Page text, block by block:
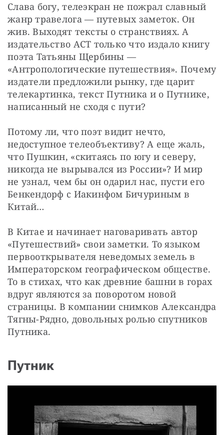
Слава богу, телеэкран не пожрал славный
жанр травелога — путевых заметок. Он
жив. Выходят тексты о странствиях. А
издательство АСТ только что издало книгу
поэта Татьяны Щербины —
«Антропологические путешествия». Почему
издатели предложили рынку, где царит
телекартинка, текст Путника и о Путнике,
написанный не сходя с пути?
Потому ли, что поэт видит нечто,
недоступное телеобъективу? А еще жаль,
что Пушкин, «скитаясь по югу и северу,
никогда не вырывался из России»? И мир
не узнал, чем бы он одарил нас, пусти его
Бенкендорф с Иакинфом Бичуриным в
Китай…
В Китае и начинает наговаривать автор
«Путешествий» свои заметки. То языком
первооткрывателя неведомых земель в
Императорском географическом обществе.
То в стихах, что как древние башни в горах
вдруг являются за поворотом новой
страницы. В компании снимков Александра
Тягны-Рядно, довольных ролью спутников
Путника.
Путник